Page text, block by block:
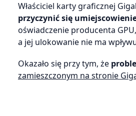
Właściciel karty graficznej
przyczynić się
oświadczenie producenta
a jej ulokowanie nie ma
Okazało się przy tym, że
zamieszczonym na stronie